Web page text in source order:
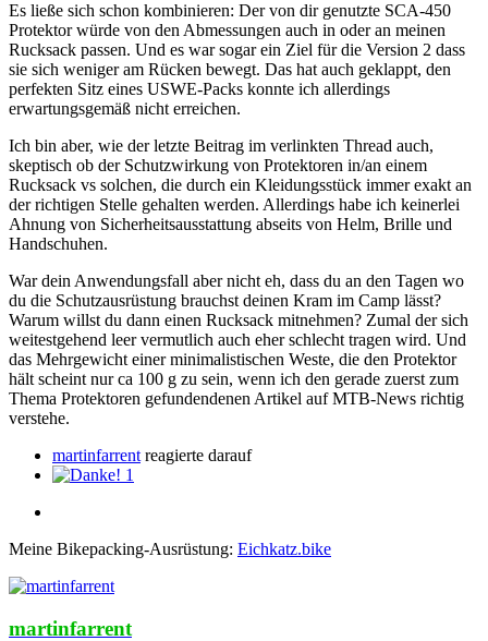
Es ließe sich schon kombinieren: Der von dir genutzte SCA-450
Protektor würde von den Abmessungen auch in oder an meinen
Rucksack passen. Und es war sogar ein Ziel für die Version 2 dass
sie sich weniger am Rücken bewegt. Das hat auch geklappt, den
perfekten Sitz eines USWE-Packs konnte ich allerdings
erwartungsgemäß nicht erreichen.
Ich bin aber, wie der letzte Beitrag im verlinkten Thread auch,
skeptisch ob der Schutzwirkung von Protektoren in/an einem
Rucksack vs solchen, die durch ein Kleidungsstück immer exakt an
der richtigen Stelle gehalten werden. Allerdings habe ich keinerlei
Ahnung von Sicherheitsausstattung abseits von Helm, Brille und
Handschuhen.
War dein Anwendungsfall aber nicht eh, dass du an den Tagen wo
du die Schutzausrüstung brauchst deinen Kram im Camp lässt?
Warum willst du dann einen Rucksack mitnehmen? Zumal der sich
weitestgehend leer vermutlich auch eher schlecht tragen wird. Und
das Mehrgewicht einer minimalistischen Weste, die den Protektor
hält scheint nur ca 100 g zu sein, wenn ich den gerade zuerst zum
Thema Protektoren gefundendenen Artikel auf MTB-News richtig
verstehe.
martinfarrent reagierte darauf
1
Meine Bikepacking-Ausrüstung: Eichkatz.bike
martinfarrent